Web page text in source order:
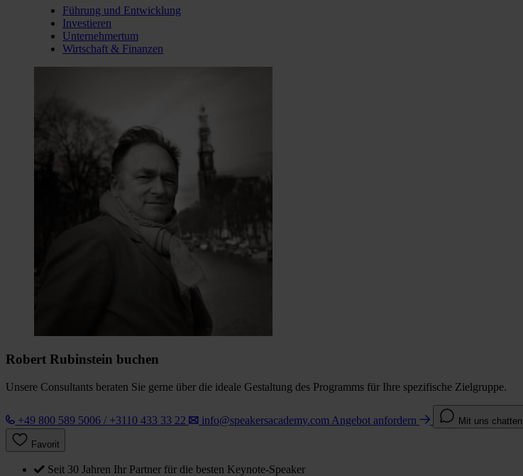
Führung und Entwicklung
Investieren
Unternehmertum
Wirtschaft & Finanzen
Robert Rubinstein buchen
Unsere Consultants beraten Sie gerne über die ideale Gestaltung des Programms für Ihre spezifische Zielgruppe.
+49 800 589 5006 / +3110 433 33 22 info@speakersacademy.com Angebot anfordern Mit uns chatten
Favorit
Seit 30 Jahren Ihr Partner für die besten Keynote-Speaker